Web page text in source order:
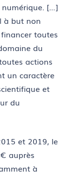
[…]
à but non
toutes
du
actions
un caractère
et
du
et 2019, le
auprès
à